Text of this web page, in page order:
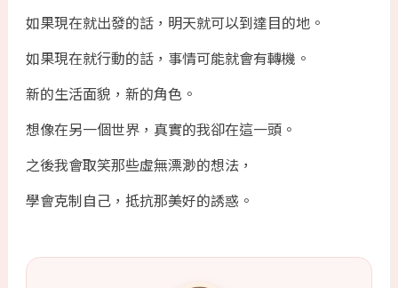
如果現在就出發的話，明天就可以到達目的地。
如果現在就行動的話，事情可能就會有轉機。
新的生活面貌，新的角色。
想像在另一個世界，真實的我卻在這一頭。
之後我會取笑那些虛無漂渺的想法，
學會克制自己，抵抗那美好的誘惑。